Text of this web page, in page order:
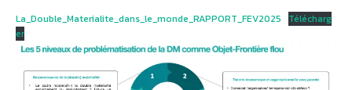
La_Double_Materialite_dans_le_monde_RAPPORT_FEV2025
Télécharg
er